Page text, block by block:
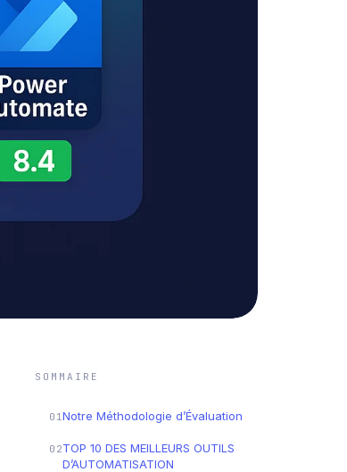
SOMMAIRE
01Notre Méthodologie d’Évaluation
02TOP 10 DES MEILLEURS OUTILS
D’AUTOMATISATION